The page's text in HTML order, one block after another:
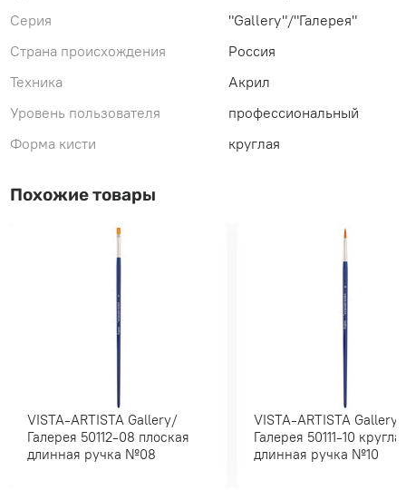
Серия
"Gallery"/"Галерея"
Страна происхождения
Россия
Техника
Акрил
Уровень пользователя
профессиональный
Форма кисти
круглая
Похожие товары
VISTA-ARTISTA Gallery/
Галерея 50112-08 плоская
длинная ручка №08
VISTA-ARTISTA Gallery/
Галерея 50111-10 круглая
длинная ручка №10